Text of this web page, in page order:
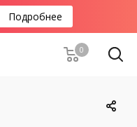
Подробнее
0